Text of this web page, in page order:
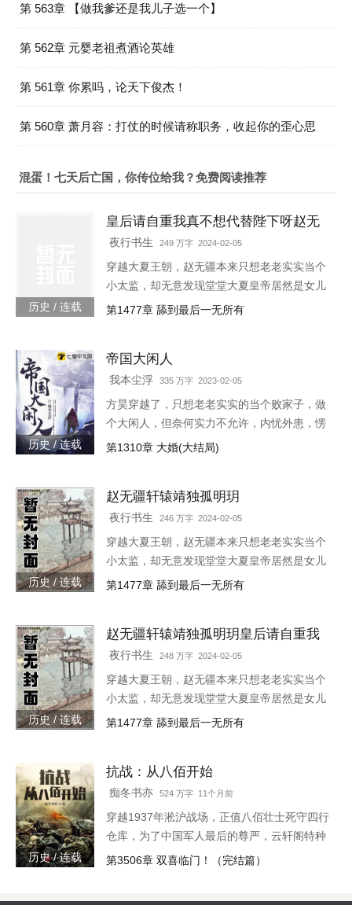
第 563章 【做我爹还是我儿子选一个】
第 562章 元婴老祖煮酒论英雄
第 561章 你累吗，论天下俊杰！
第 560章 萧月容：打仗的时候请称职务，收起你的歪心思
混蛋！七天后亡国，你传位给我？免费阅读推荐
历史 / 连载
皇后请自重我真不想代替陛下呀赵无
疆轩辕靖独孤明玥
夜行书生 249 万字 2024-02-05
穿越大夏王朝，赵无疆本来只想老老实实当个
小太监，却无意发现堂堂大夏皇帝居然是女儿
身！“大胆奴才，竟然还没净身，朕诛你九
“陛下，本宫来侍寝。”女皇帝情急之下连忙吹
灭灯火，“小赵子，你替朕伺候皇后，以后便是
朕的心腹！”
第1477章 舔到最后一无所有
历史 / 连载
帝国大闲人
我本尘浮 335 万字 2023-02-05
方昊穿越了，只想老老实实的当个败家子，做
个大闲人，但奈何实力不允许，内忧外患，愣
是把一个败家子逼成了救世主，无所不能！种
第1310章 大婚(大结局)
历史 / 连载
赵无疆轩辕靖独孤明玥
夜行书生 246 万字 2024-02-05
穿越大夏王朝，赵无疆本来只想老老实实当个
小太监，却无意发现堂堂大夏皇帝居然是女儿
身！“大胆奴才，竟然还没净身，朕诛你九
“陛下，本宫来侍寝。”女皇帝情急之下连忙吹
灭灯火，“小赵子，你替朕伺候皇后，以后便是
朕的心腹！”
第1477章 舔到最后一无所有
历史 / 连载
赵无疆轩辕靖独孤明玥皇后请自重我
真不想代替陛下呀最新章节在线
夜行书生 248 万字 2024-02-05
穿越大夏王朝，赵无疆本来只想老老实实当个
小太监，却无意发现堂堂大夏皇帝居然是女儿
身！“大胆奴才，竟然还没净身，朕诛你九
“陛下，本宫来侍寝。”女皇帝情急之下连忙吹
灭灯火，“小赵子，你替朕伺候皇后，以后便是
朕的心腹！”
第1477章 舔到最后一无所有
历史 / 连载
抗战：从八佰开始
痴冬书亦 524 万字 11个月前
穿越1937年淞沪战场，正值八佰壮士死守四行
仓库，为了中国军人最后的尊严，云轩阁特种
兵赵卫东与八百将士，誓与日寇血战到底！一
第3506章 双喜临门！（完结篇）